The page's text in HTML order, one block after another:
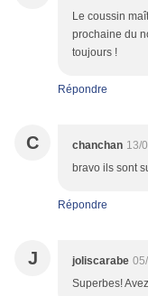
Le coussin
prochaine du
toujours !
Répondre
C chanchan 13/
bravo ils sont
Répondre
J joliscarabe
Superbes!